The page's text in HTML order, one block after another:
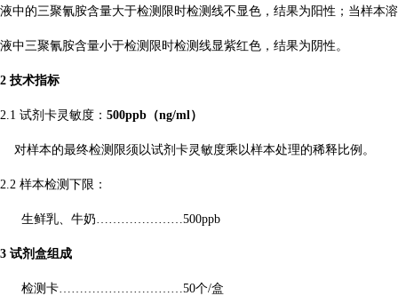
液中的三聚氰胺含量大于检测限时检测线不显色，结果为阳性；当样本溶
液中三聚氰胺含量小于检测限时检测线显紫红色，结果为阴性。
2 技术指标
2.1 试剂卡灵敏度： 500ppb（ng/ml）
对样本的最终检测限须以试剂卡灵敏度乘以样本处理的稀释比例。
2.2 样本检测下限：
生鲜乳、牛奶…………………500ppb
3 试剂盒组成
检测卡…………………………50个/盒